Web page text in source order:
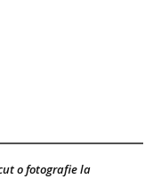
o fotografie la